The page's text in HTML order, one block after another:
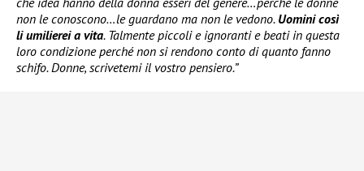
non le conoscono…le guardano ma non le vedono. Uomini così
li umilierei a vita. Talmente piccoli e ignoranti e beati in questa
loro condizione perché non si rendono conto di quanto fanno
schifo. Donne, scrivetemi il vostro pensiero.”